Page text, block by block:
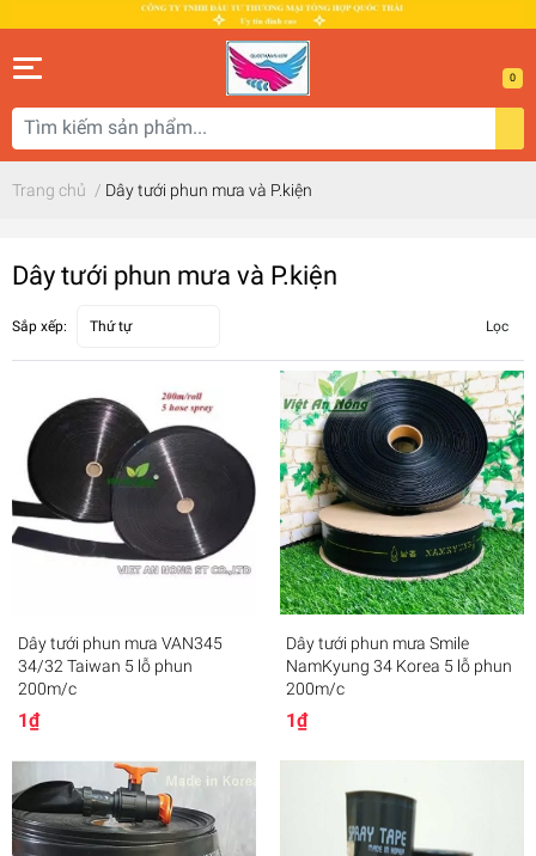
0
Trang chủ / Dây tưới phun mưa và P.kiện
Dây tưới phun mưa và P.kiện
Sắp xếp: Thứ tự Lọc
Dây tưới phun mưa VAN345
34/32 Taiwan 5 lỗ phun
200m/c
1₫
Dây tưới phun mưa Smile
NamKyung 34 Korea 5 lỗ phun
200m/c
1₫